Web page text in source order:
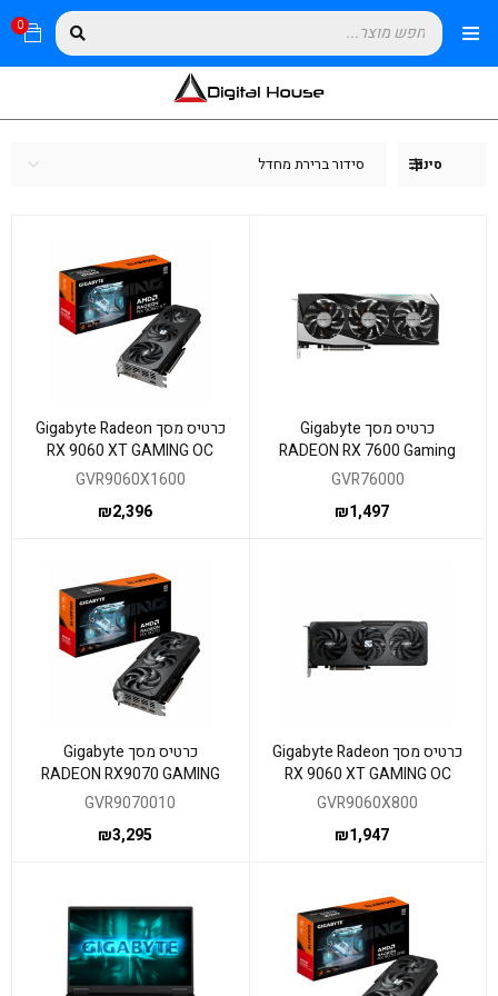
0
סינון סידור ברירת מחדל
כרטיס מסך Gigabyte
RADEON RX 7600 Gaming
OC 8GB
GVR76000
₪1,497
כרטיס מסך Gigabyte Radeon
RX 9060 XT GAMING OC
16GB
GVR9060X1600
₪2,396
כרטיס מסך Gigabyte Radeon
RX 9060 XT GAMING OC
8GB
GVR9060X800
₪1,947
כרטיס מסך Gigabyte
RADEON RX9070 GAMING
OC 16GB PCIE 5.0
GVR9070010
₪3,295